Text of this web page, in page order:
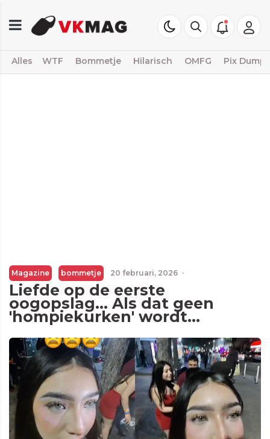
Alles WTF Bommetje Hilarisch OMFG Pix Dump
Magazine bommetje 20 februari, 2026 ·
Liefde op de eerste
oogopslag... Als dat geen
'hompiekurken' wordt...